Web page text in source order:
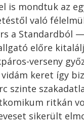
is mondtuk az
től való
a Standardból —
előre
verseny
vidám keret így
szinte
ritkán
sikerült